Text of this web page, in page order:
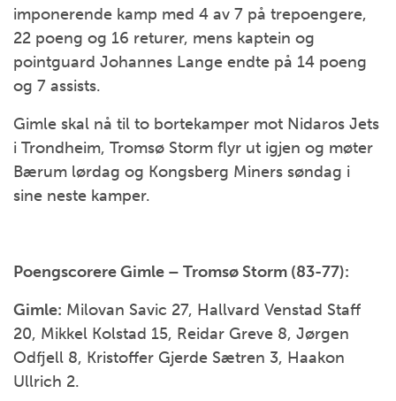
imponerende kamp med 4 av 7 på trepoengere,
22 poeng og 16 returer, mens kaptein og
pointguard Johannes Lange endte på 14 poeng
og 7 assists.
Gimle skal nå til to bortekamper mot Nidaros Jets
i Trondheim, Tromsø Storm flyr ut igjen og møter
Bærum lørdag og Kongsberg Miners søndag i
sine neste kamper.
Poengscorere Gimle – Tromsø Storm (83-77):
Gimle: Milovan Savic 27, Hallvard Venstad Staff
20, Mikkel Kolstad 15, Reidar Greve 8, Jørgen
Odfjell 8, Kristoffer Gjerde Sætren 3, Haakon
Ullrich 2.